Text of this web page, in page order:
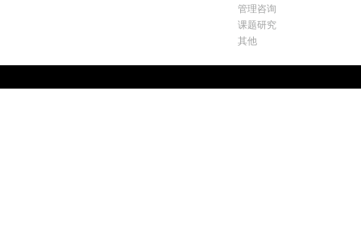
管理咨询
课题研究
其他